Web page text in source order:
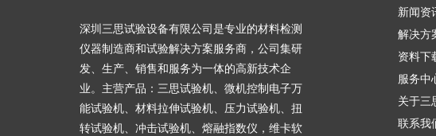
深圳三思试验设备有限公司是专业的材料检测
仪器制造商和试验解决方案服务商，公司集研
发、生产、销售和服务为一体的高新技术企
业。主营产品：三思试验机、微机控制电子万
能试验机、材料拉伸试验机、压力试验机、扭
转试验机、冲击试验机、熔融指数仪，维卡软
新闻资
解决方
资料下
服务中
关于三
联系我